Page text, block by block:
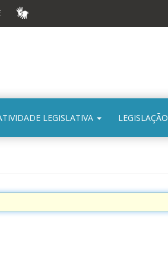
VLIBRAS
LEGISLATIVA LEGISLAÇÃO